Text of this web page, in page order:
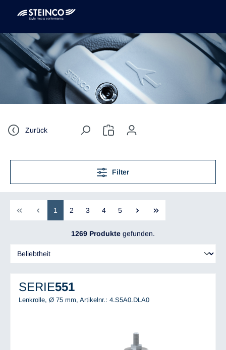
Zurück
Filter
1 2 3 4 5
1269 Produkte gefunden.
SERIE551
Lenkrolle, Ø 75 mm, Artikelnr.: 4.S5A0.DLA0